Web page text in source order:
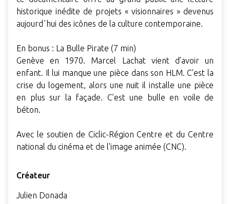
historique inédite de projets « visionnaires » devenus
aujourdʼhui des icônes de la culture contemporaine.
En bonus : La Bulle Pirate (7 min)
Genève en 1970. Marcel Lachat vient d’avoir un
enfant. Il lui manque une pièce dans son HLM. C’est la
crise du logement, alors une nuit il installe une pièce
en plus sur la façade. C’est une bulle en voile de
béton.
Avec le soutien de Ciclic-Région Centre et du Centre
national du cinéma et de l'image animée (CNC).
Créateur
Julien Donada